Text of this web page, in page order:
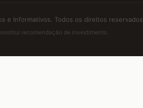
e Informativos. Todos os direitos reservados.
recomendação de investimento.